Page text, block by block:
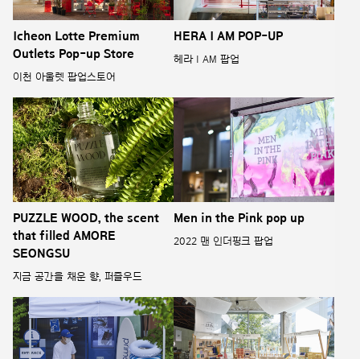
Icheon Lotte Premium
Outlets Pop-up Store
이천 아울렛 팝업스토어
HERA I AM POP-UP
헤라 I AM 팝업
PUZZLE WOOD, the scent
that filled AMORE
SEONGSU
지금 공간을 채운 향, 퍼즐우드
Men in the Pink pop up
2022 맨 인더핑크 팝업